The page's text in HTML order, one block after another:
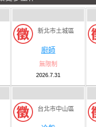
新北市土城區
廚師
無限制
2026.7.31
台北市中山區